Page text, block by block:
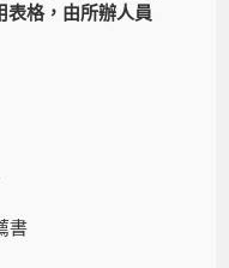
表格，由所辦人員
書